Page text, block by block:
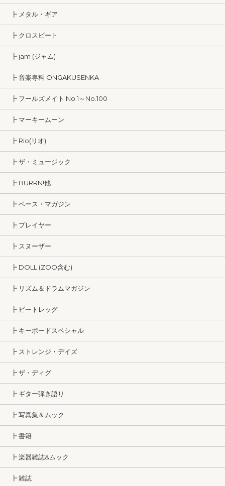
┣ メタル・ギア
┣ クロスビート
┣ jam (ジャム)
┣ 音楽専科 ONGAKUSENKA
┣ フールズメイト No.1～No.100
┣ マーキームーン
┣ Rio(リオ)
┣ ザ・ミュージック
┣ BURRN!他
┣ ベース・マガジン
┣ プレイヤー
┣ スヌーザー
┣ DOLL (ZOO含む)
┣ リズム＆ドラムマガジン
┣ ビートレッグ
┣ キーボードスペシャル
┣ ストレンジ・デイズ
┣ ザ・ディグ
┣ ギター弾き語り
┣ 写真集＆ムック
┣ 書籍
┣ 楽器雑誌&ムック
┣ 雑誌